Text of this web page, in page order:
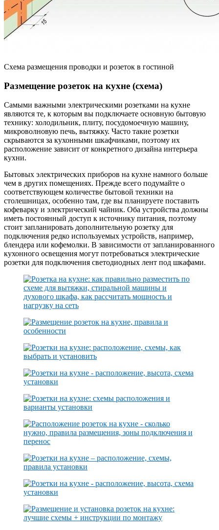
Схема размещения проводки и розеток в гостиной
Размещение розеток на кухне (схема)
Самыми важными электрическими розетками на кухне
являются те, к которым вы подключаете основную бытовую
технику: холодильник, плиту, посудомоечную машину,
микроволновую печь, вытяжку. Часто такие розетки
скрываются за кухонными шкафчиками, поэтому их
расположение зависит от конкретного дизайна интерьера
кухни.
Бытовых электрических приборов на кухне намного больше
чем в других помещениях. Прежде всего подумайте о
соответствующем количестве бытовой техники на
столешницах, особенно там, где вы планируете поставить
кофеварку и электрический чайник. Оба устройства должны
иметь постоянный доступ к источнику питания, поэтому
стоит запланировать дополнительную розетку для
подключения редко используемых устройств, например,
блендера или кофемолки. В зависимости от запланированного
кухонного освещения могут потребоваться электрические
розетки для подключения светодиодных лент под шкафами.